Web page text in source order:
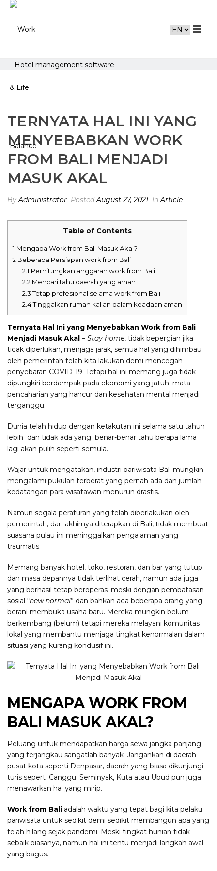
Hotel management software
TERNYATA HAL INI YANG
MENYEBABKAN WORK
FROM BALI MENJADI
MASUK AKAL
ByAdministrator PostedAugust 27, 2021 InArticle
Table of Contents
1 Mengapa Work from Bali Masuk Akal?
2 Beberapa Persiapan work from Bali
2.1 Perhitungkan anggaran work from Bali
2.2Mencari tahu daerah yang aman
2.3Tetap profesional selama work from Bali
2.4Tinggalkan rumah kalian dalam keadaan aman
Ternyata Hal Ini yang Menyebabkan Work from Bali
Menjadi Masuk Akal – Stay home, tidak bepergian jika
tidak diperlukan, menjaga jarak, semua hal yang dihimbau
oleh pemerintah telah kita lakukan demi mencegah
penyebaran COVID-19. Tetapi hal ini memang juga tidak
dipungkiri berdampak pada ekonomi yang jatuh, mata
pencaharian yang hancur dan kesehatan mental menjadi
terganggu.
Dunia telah hidup dengan ketakutan ini selama satu tahun
lebih dan tidak ada yang benar-benar tahu berapa lama
lagi akan pulih seperti semula.
Wajar untuk mengatakan, industri pariwisata Bali mungkin
mengalami pukulan terberat yang pernah ada dan jumlah
kedatangan para wisatawan menurun drastis.
Namun segala peraturan yang telah diberlakukan oleh
pemerintah, dan akhirnya diterapkan di Bali, tidak membuat
suasana pulau ini meninggalkan pengalaman yang
traumatis.
Memang banyak hotel, toko, restoran, dan bar yang tutup
dan masa depannya tidak terlihat cerah, namun ada juga
yang berhasil tetap beroperasi meski dengan pembatasan
sosial “new normal” dan bahkan ada beberapa orang yang
berani membuka usaha baru. Mereka mungkin belum
berkembang (belum) tetapi mereka melayani komunitas
lokal yang membantu menjaga tingkat kenormalan dalam
situasi yang kurang kondusif ini.
MENGAPA WORK FROM
BALI MASUK AKAL?
Peluang untuk mendapatkan harga sewa jangka panjang
yang terjangkau sangatlah banyak. Jangankan di daerah
pusat kota seperti Denpasar, daerah yang biasa dikunjungi
turis seperti Canggu, Seminyak, Kuta atau Ubud pun juga
menawarkan hal yang mirip.
Work from Bali adalah waktu yang tepat bagi kita pelaku
pariwisata untuk sedikit demi sedikit membangun apa yang
telah hilang sejak pandemi. Meski tingkat hunian tidak
sebaik biasanya, namun hal ini tentu menjadi langkah awal
yang bagus.